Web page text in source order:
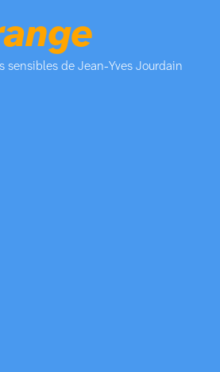
sensibles de Jean-Yves Jourdain